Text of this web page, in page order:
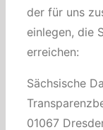
der für uns
einlegen, die
erreichen:
Sächsische
01067